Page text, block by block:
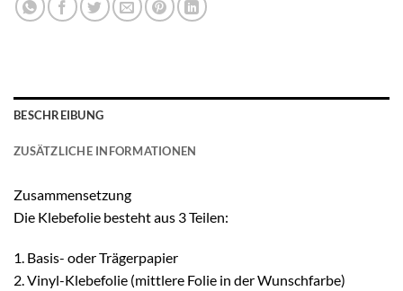
BESCHREIBUNG
ZUSÄTZLICHE INFORMATIONEN
Zusammensetzung
Die Klebefolie besteht aus 3 Teilen:
1. Basis- oder Trägerpapier
2. Vinyl-Klebefolie (mittlere Folie in der Wunschfarbe)